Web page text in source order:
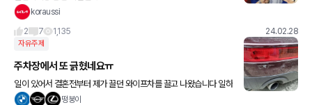
koraussi
2
7 1,135 24.02.28
자유주제
주차장에서 또 긁혔네요ㅠ
일이 있어서 결혼전부터 제가 끌던 와이프차를 끌고 나왔습니다 일하
고 있는데 전화왔네요...ㅠ 얼마전 제차 긁혔을때보단 경미하네요. 범
떵붕이